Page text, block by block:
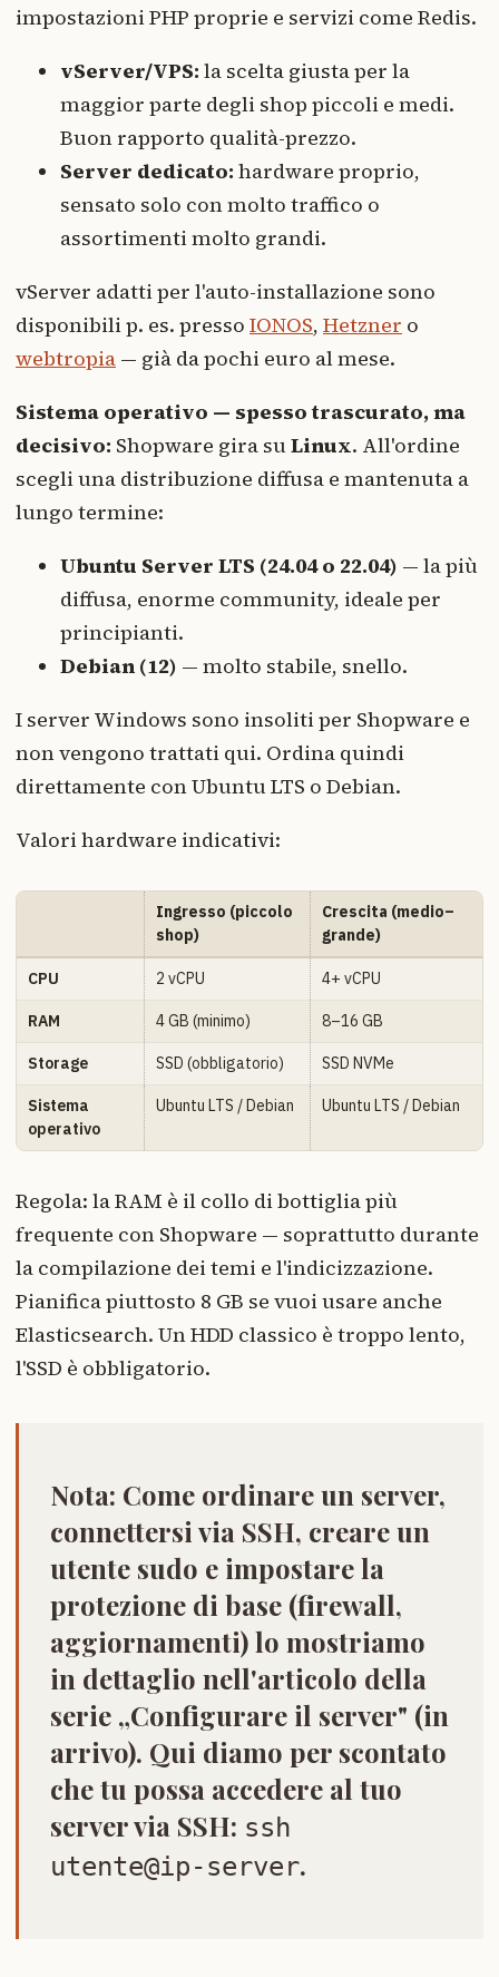
impostazioni PHP proprie e servizi come Redis.
vServer/VPS: la scelta giusta per la
maggior parte degli shop piccoli e medi.
Buon rapporto qualità-prezzo.
Server dedicato: hardware proprio,
sensato solo con molto traffico o
assortimenti molto grandi.
vServer adatti per l'auto-installazione sono
disponibili p. es. presso IONOS, Hetzner o
webtropia — già da pochi euro al mese.
Sistema operativo — spesso trascurato, ma
decisivo: Shopware gira suLinux. All'ordine
scegli una distribuzione diffusa e mantenuta a
lungo termine:
Ubuntu Server LTS (24.04 o 22.04) — la più
diffusa, enorme community, ideale per
principianti.
Debian (12) — molto stabile, snello.
I server Windows sono insoliti per Shopware e
non vengono trattati qui. Ordina quindi
direttamente con Ubuntu LTS o Debian.
Valori hardware indicativi:
Ingresso (piccolo
shop)
Crescita (medio–
grande)
CPU 2 vCPU 4+ vCPU
RAM 4 GB (minimo) 8–16 GB
Storage SSD (obbligatorio) SSD NVMe
Sistema
operativo
Ubuntu LTS / Debian Ubuntu LTS / Debian
Regola: la RAM è il collo di bottiglia più
frequente con Shopware — soprattutto durante
la compilazione dei temi e l'indicizzazione.
Pianifica piuttosto 8 GB se vuoi usare anche
Elasticsearch. Un HDD classico è troppo lento,
l'SSD è obbligatorio.
Nota: Come ordinare un server,
connettersi via SSH, creare un
utente sudo e impostare la
protezione di base (firewall,
aggiornamenti) lo mostriamo
in dettaglio nell'articolo della
serie „Configurare il server" (in
arrivo). Qui diamo per scontato
che tu possa accedere al tuo
server via SSH: ssh
utente@ip-server.